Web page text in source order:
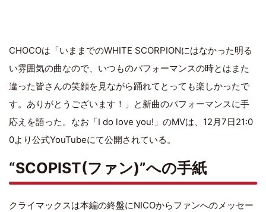
CHOCOは「いままでのWHITE SCORPIONにはなかった明る
い雰囲気の曲なので、いつものパフォーマンスの時とはまた
違った皆さんの笑顔を見ながら踊れてとっても楽しかったで
す。ありがとうございます！」と新曲のパフォーマンスに手
応えを語った。なお「I do love you!」のMVは、12月7日21:0
0より公式YouTubeにて公開されている。
“SCOPIST(ファン)”への手紙
クライマックスは本編の終盤にNICOからファンへのメッセー